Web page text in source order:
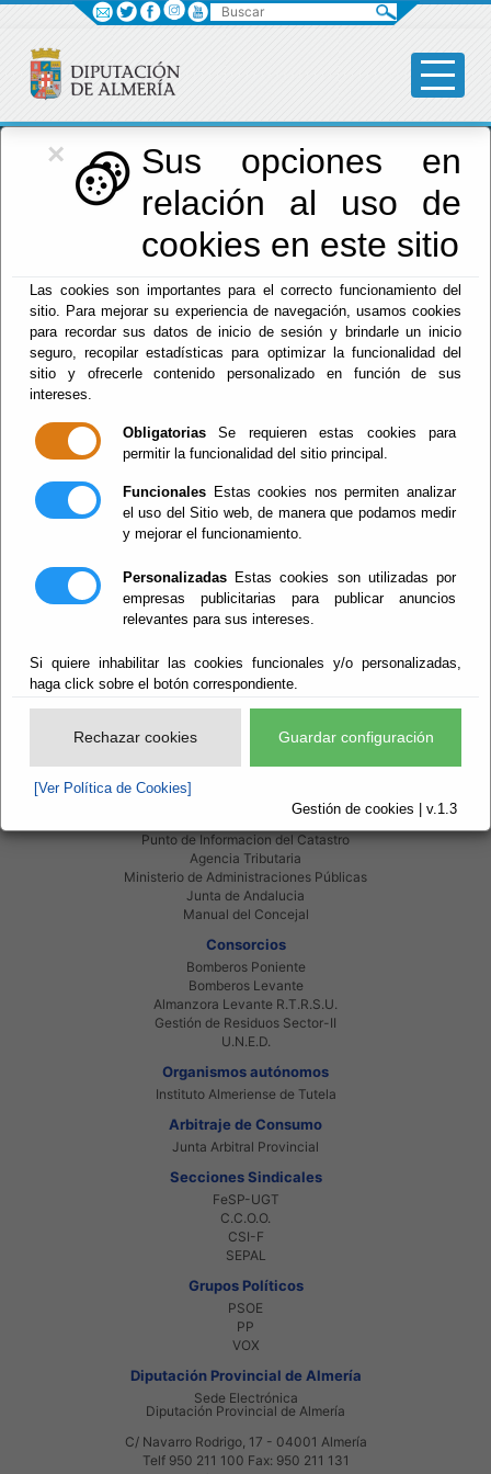
×
Sus opciones en
relación al uso de
cookies en este sitio
Las cookies son importantes para el correcto funcionamiento del
sitio. Para mejorar su experiencia de navegación, usamos cookies
para recordar sus datos de inicio de sesión y brindarle un inicio
seguro, recopilar estadísticas para optimizar la funcionalidad del
sitio y ofrecerle contenido personalizado en función de sus
intereses.
Obligatorias Se requieren estas cookies para
permitir la funcionalidad del sitio principal.
Funcionales Estas cookies nos permiten analizar
el uso del Sitio web, de manera que podamos medir
y mejorar el funcionamiento.
Personalizadas Estas cookies son utilizadas por
empresas publicitarias para publicar anuncios
relevantes para sus intereses.
Si quiere inhabilitar las cookies funcionales y/o personalizadas,
haga click sobre el botón correspondiente.
Rechazar cookies Guardar configuración
[Ver Política de Cookies]
Gestión de cookies | v.1.3
Diputación
Menú Diputación
Escuchar
XXVIII CERTAMEN
DE POESÍA 2026
Del : 03/08/2026 Al: 31/08/2026
Perido: Anual
Tipo: Arte y Cultura
Ver evento
Red Provincial
Intranet Provincial
Intranet Adheridos
Intranet Beneficiarios
Red Provincial
Enlaces de interés
Punto de Informacion del Catastro
Agencia Tributaria
Ministerio de Administraciones Públicas
Junta de Andalucia
Manual del Concejal
Consorcios
Bomberos Poniente
Bomberos Levante
Almanzora Levante R.T.R.S.U.
Gestión de Residuos Sector-II
U.N.E.D.
Organismos autónomos
Instituto Almeriense de Tutela
Arbitraje de Consumo
Junta Arbitral Provincial
Secciones Sindicales
FeSP-UGT
C.C.O.O.
CSI-F
SEPAL
Grupos Políticos
PSOE
PP
VOX
Diputación Provincial de Almería
Sede Electrónica
Diputación Provincial de Almería
C/ Navarro Rodrigo, 17 - 04001 Almería
Telf 950 211 100 Fax: 950 211 131
Buscar